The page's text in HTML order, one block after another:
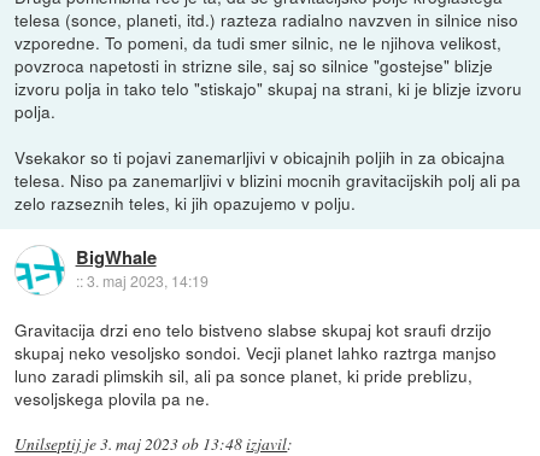
telesa (sonce, planeti, itd.) razteza radialno navzven in silnice niso
vzporedne. To pomeni, da tudi smer silnic, ne le njihova velikost,
povzroca napetosti in strizne sile, saj so silnice "gostejse" blizje
izvoru polja in tako telo "stiskajo" skupaj na strani, ki je blizje izvoru
polja.
Vsekakor so ti pojavi zanemarljivi v obicajnih poljih in za obicajna
telesa. Niso pa zanemarljivi v blizini mocnih gravitacijskih polj ali pa
zelo razseznih teles, ki jih opazujemo v polju.
BigWhale
::3. maj 2023, 14:19
Gravitacija drzi eno telo bistveno slabse skupaj kot sraufi drzijo
skupaj neko vesoljsko sondoi. Vecji planet lahko raztrga manjso
luno zaradi plimskih sil, ali pa sonce planet, ki pride preblizu,
vesoljskega plovila pa ne.
Unilseptij je3. maj 2023 ob 13:48izjavil: